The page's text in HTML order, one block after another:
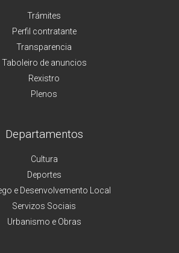
Trámites
Perfil contratante
Transparencia
Taboleiro de anuncios
Rexistro
Plenos
Departamentos
Cultura
Deportes
e Desenvolvemento Local
Servizos Sociais
Urbanismo e Obras